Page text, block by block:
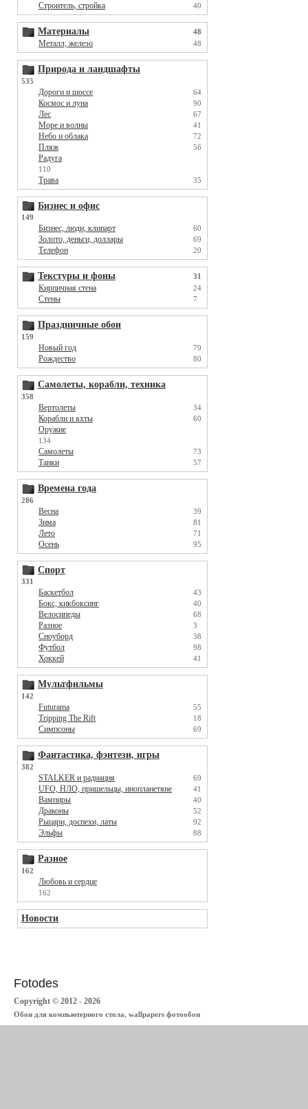
Строитель, стройка 40
Материалы 48
Металл, железо 48
Природа и ландшафты
535
Дороги и шоссе 64
Космос и луна 90
Лес 67
Море и волны 41
Небо и облака 72
Пляж 56
Радуга
110
Трава 35
Бизнес и офис
149
Бизнес, люди, клипарт 60
Золото, деньги, доллары 69
Телефон 20
Текстуры и фоны 31
Кирпичная стена 24
Стены 7
Праздничные обои
159
Новый год 79
Рождество 80
Самолеты, корабли, техника
358
Вертолеты 34
Корабли и яхты 60
Оружие
134
Самолеты 73
Танки 57
Времена года
286
Весна 39
Зима 81
Лето 71
Осень 95
Спорт
331
Баскетбол 43
Бокс, кикбоксинг 40
Велосипеды 68
Разное 3
Сноуборд 38
Футбол 98
Хоккей 41
Мультфильмы
142
Futurama 55
Tripping The Rift 18
Симпсоны 69
Фантастика, фэнтези, игры
382
STALKER и радиация 69
UFO, НЛО, пришельцы, инопланетяне 41
Вампиры 40
Драконы 52
Рыцари, доспехи, латы 92
Эльфы 88
Разное
162
Любовь и сердце
162
Новости
Fotodes
Copyright © 2012 - 2026
Обои для компьютерного стола, wallpapers фотообои